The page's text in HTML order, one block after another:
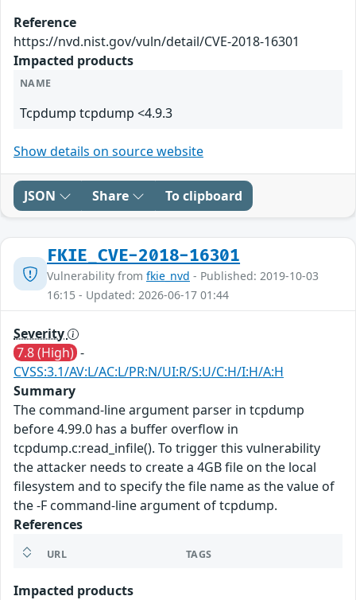
Reference
https://nvd.nist.gov/vuln/detail/CVE-2018-16301
Impacted products
NAME
Tcpdump tcpdump <4.9.3
Show details on source website
JSON Share To clipboard
FKIE_CVE-2018-16301
Vulnerability from fkie_nvd - Published: 2019-10-03
16:15 - Updated: 2026-06-17 01:44
Severity
7.8 (High) -
CVSS:3.1/AV:L/AC:L/PR:N/UI:R/S:U/C:H/I:H/A:H
Summary
The command-line argument parser in tcpdump
before 4.99.0 has a buffer overflow in
tcpdump.c:read_infile(). To trigger this vulnerability
the attacker needs to create a 4GB file on the local
filesystem and to specify the file name as the value of
the -F command-line argument of tcpdump.
References
URL TAGS
Impacted products